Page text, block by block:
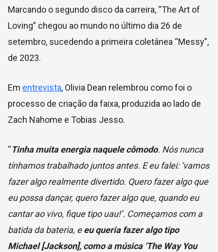
Marcando o segundo disco da carreira, “The Art of
Loving” chegou ao mundo no último dia 26 de
setembro, sucedendo a primeira coletânea “Messy”,
de 2023.
Em entrevista, Olivia Dean relembrou como foi o
processo de criação da faixa, produzida ao lado de
Zach Nahome e Tobias Jesso.
“Tinha muita energia naquele cômodo. Nós nunca
tínhamos trabalhado juntos antes. E eu falei: ‘vamos
fazer algo realmente divertido. Quero fazer algo que
eu possa dançar, quero fazer algo que, quando eu
cantar ao vivo, fique tipo uau!’. Começamos com a
batida da bateria, eeu queria fazer algo tipo
Michael [Jackson], como a música ‘The Way You